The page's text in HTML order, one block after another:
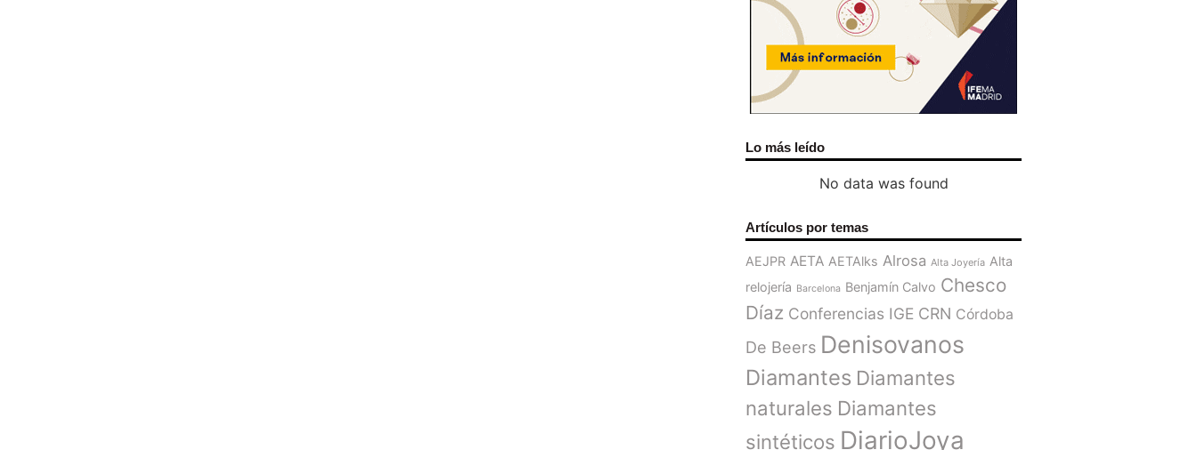
Lo más leído
No data was found
Artículos por temas
AEJPR AETA AETAlks Alrosa Alta Joyería Alta
relojería Barcelona Benjamín Calvo Chesco
Díaz Conferencias IGE CRN Córdoba
De Beers Denisovanos
Diamantes Diamantes
naturales Diamantes
sintéticos DiarioJoya